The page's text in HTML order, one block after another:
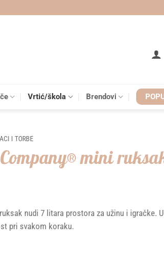
Vrtić/škola Brendovi
I TORBE
mini
nudi 7 litara prostora za užinu i igračke.
pri svakom koraku.